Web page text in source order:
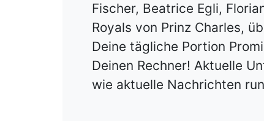
Fischer, Beatrice Egli,
Royals von Prinz Charles,
Deine tägliche Portion
Deinen Rechner! Aktuelle
wie aktuelle Nachrichten